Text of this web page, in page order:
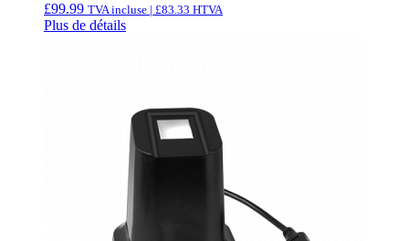
£99.99 TVA incluse | £83.33 HTVA
Plus de détails